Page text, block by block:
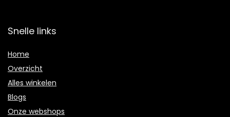
Snelle links
Home
Overzicht
Alles winkelen
Blogs
Onze webshops